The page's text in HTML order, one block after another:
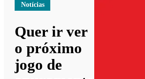
Notícias
Quer ir ver
o próximo
jogo de